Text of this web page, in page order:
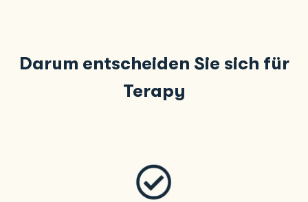
Darum entscheiden Sie sich für
Terapy